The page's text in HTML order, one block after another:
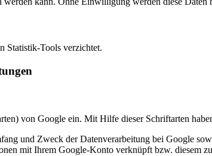
Statistik-Tools verzichtet.
von Google ein. Mit Hilfe dieser Schriftarten
und Zweck der Datenverarbeitung bei Google
mit Ihrem Google-Konto verknüpft bzw. diesem